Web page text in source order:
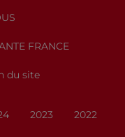
FRANCE
du site
2023 2022